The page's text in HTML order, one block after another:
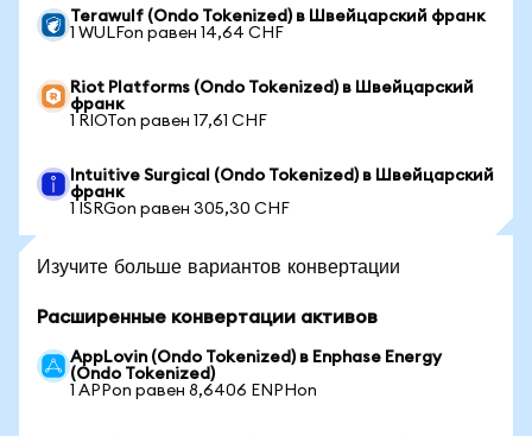
Terawulf (Ondo Tokenized) в Швейцарский франк
1 WULFon равен 14,64 CHF
Riot Platforms (Ondo Tokenized) в Швейцарский
франк
1 RIOTon равен 17,61 CHF
Intuitive Surgical (Ondo Tokenized) в Швейцарский
франк
1 ISRGon равен 305,30 CHF
Изучите больше вариантов конвертации
Расширенные конвертации активов
AppLovin (Ondo Tokenized) в Enphase Energy
(Ondo Tokenized)
1 APPon равен 8,6406 ENPHon